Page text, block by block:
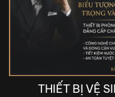
THIẾT BỊ VỆ